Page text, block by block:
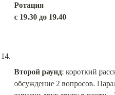
Ротация
с 19.30 до 19.40
Второй раунд: короткий
обсуждение 2 вопросов.